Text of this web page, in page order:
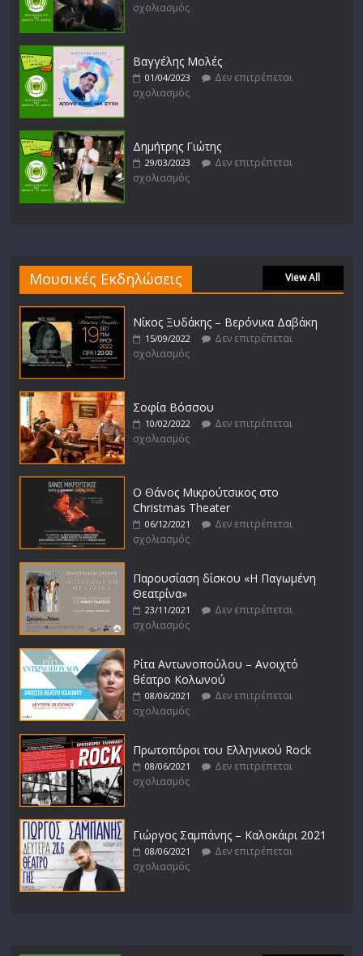
σχολιασμός
Βαγγέλης Μολές
01/04/2023
Δεν επιτρέπεται
σχολιασμός
Δημήτρης Γιώτης
29/03/2023
Δεν επιτρέπεται
σχολιασμός
Μουσικές Εκδηλώσεις View All
Νίκος Ξυδάκης – Βερόνικα Δαβάκη
15/09/2022
Δεν επιτρέπεται
σχολιασμός
Σοφία Βόσσου
10/02/2022
Δεν επιτρέπεται
σχολιασμός
Ο Θάνος Μικρούτσικος στο
Christmas Theater
06/12/2021
Δεν επιτρέπεται
σχολιασμός
Παρουσίαση δίσκου «Η Παγωμένη
Θεατρίνα»
23/11/2021
Δεν επιτρέπεται
σχολιασμός
Ρίτα Αντωνοπούλου – Ανοιχτό
θέατρο Κολωνού
08/06/2021
Δεν επιτρέπεται
σχολιασμός
Πρωτοπόροι του Ελληνικού Rock
08/06/2021
Δεν επιτρέπεται
σχολιασμός
Γιώργος Σαμπάνης – Καλοκάιρι 2021
08/06/2021
Δεν επιτρέπεται
σχολιασμός